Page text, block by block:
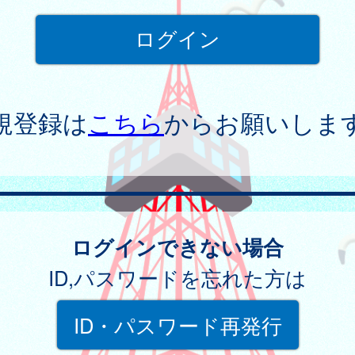
登録はこちらからお願いしま
ログインできない場合
ID,パスワードを忘れた方は
ID・パスワード再発行